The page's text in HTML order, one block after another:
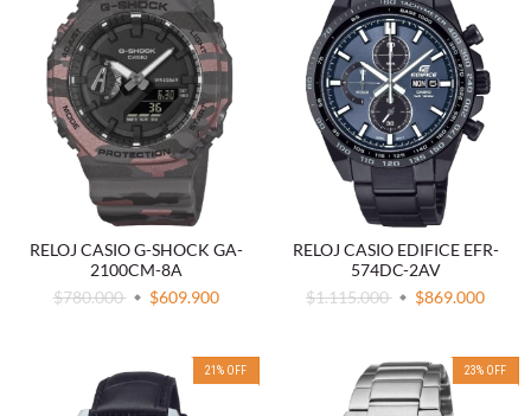
RELOJ CASIO G-SHOCK GA-
2100CM-8A
$780.000
$609.900
RELOJ CASIO EDIFICE EFR-
574DC-2AV
$1.115.000
$869.000
21 % OFF 23% OFF